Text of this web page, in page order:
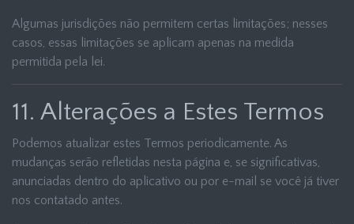
Algumas jurisdições não permitem certas limitações; nesses
casos, essas limitações se aplicam apenas na medida
permitida pela lei.
11. Alterações a Estes Termos
Podemos atualizar estes Termos periodicamente. As
mudanças serão refletidas nesta página e, se significativas,
anunciadas dentro do aplicativo ou por e-mail se você já tiver
nos contatado antes.